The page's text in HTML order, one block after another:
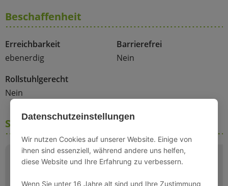
Datenschutzeinstellungen
Wir nutzen Cookies auf unserer Website. Einige von
ihnen sind essenziell, während andere uns helfen,
diese Website und Ihre Erfahrung zu verbessern.
Wenn Sie unter 16 Jahre alt sind und Ihre Zustimmung
Beschaffenheit
Erreichbarkeit
ebenerdig
Barrierefrei
Nein
Rollstuhlgerecht
Nein
Schlafmöglichkeiten